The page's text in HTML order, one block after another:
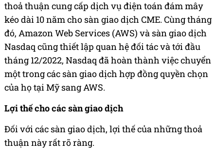
thoả thuận cung cấp dịch vụ điện toán đám mây
kéo dài 10 năm cho sàn giao dịch CME. Cùng tháng
đó, Amazon Web Services (AWS) và sàn giao dịch
Nasdaq cũng thiết lập quan hệ đối tác và tới đầu
tháng 12/2022, Nasdaq đã hoàn thành việc chuyển
một trong các sàn giao dịch hợp đồng quyền chọn
của họ tại Mỹ sang AWS.
Lợi thế cho các sàn giao dịch
Đối với các sàn giao dịch, lợi thế của những thoả
thuận này rất rõ ràng.